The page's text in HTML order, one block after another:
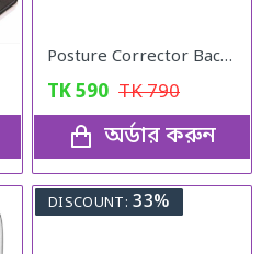
Posture Corrector Back Adjustable Posture
TK590 TK790
অর্ডার করুন
DISCOUNT: 33%